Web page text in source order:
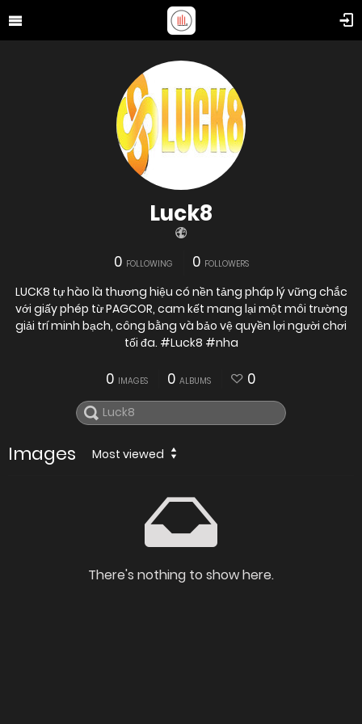
Luck8
0 FOLLOWING 0 FOLLOWERS
LUCK8 tự hào là thương hiệu có nền tảng pháp lý vững chắc
với giấy phép từ PAGCOR, cam kết mang lại một môi trường
giải trí minh bạch, công bằng và bảo vệ quyền lợi người chơi
tối đa. #Luck8 #nha
0 IMAGES 0 ALBUMS 0
Images Most viewed
There's nothing to show here.